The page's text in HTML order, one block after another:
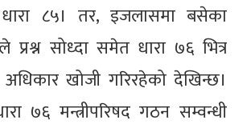
८५। तर, इजलासमा बसेका
प्रश्न सोध्दा समेत धारा ७६ भित्र
अधिकार खोजी गरिरहेको देखिन्छ।
७६ मन्त्रीपरिषद गठन सम्वन्धी